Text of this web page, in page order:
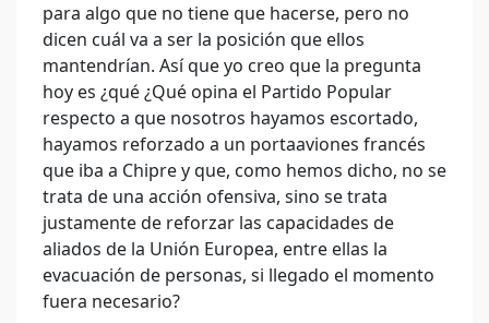
para algo que no tiene que hacerse, pero no
dicen cuál va a ser la posición que ellos
mantendrían. Así que yo creo que la pregunta
hoy es ¿qué ¿Qué opina el Partido Popular
respecto a que nosotros hayamos escortado,
hayamos reforzado a un portaaviones francés
que iba a Chipre y que, como hemos dicho, no se
trata de una acción ofensiva, sino se trata
justamente de reforzar las capacidades de
aliados de la Unión Europea, entre ellas la
evacuación de personas, si llegado el momento
fuera necesario?